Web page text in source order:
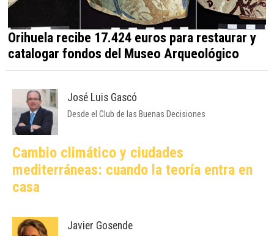
Orihuela recibe 17.424 euros para restaurar y
catalogar fondos del Museo Arqueológico
José Luis Gascó
Desde el Club de las Buenas Decisiones
Cambio climático y ciudades
mediterráneas: cuando la teoría entra en
casa
Javier Gosende